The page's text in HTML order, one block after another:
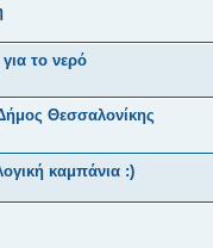
το νερό
Θεσσαλονίκης
καμπάνια :)